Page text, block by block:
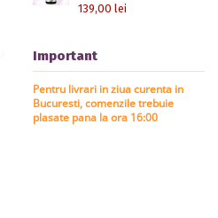
139,00 lei
Important
Pentru livrari in ziua curenta in
Bucuresti, comenzile trebuie
plasate pana la ora 16:00